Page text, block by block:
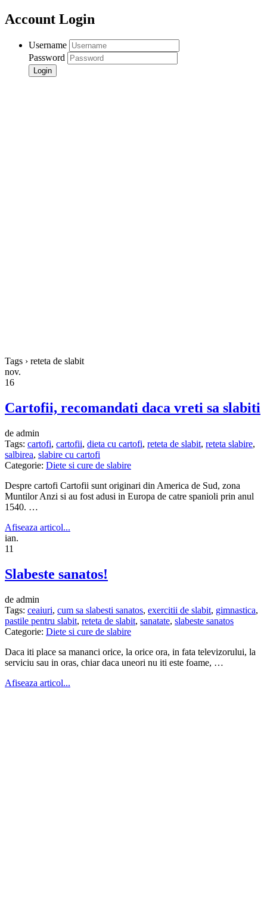
Account Login
Username
Password
Tags › reteta de slabit
nov.
16
Cartofii, recomandati daca vreti sa slabiti
de admin
Tags: cartofi, cartofii, dieta cu cartofi, reteta de slabit, reteta slabire,
salbirea, slabire cu cartofi
Categorie: Diete si cure de slabire
Despre cartofi Cartofii sunt originari din America de Sud, zona
Muntilor Anzi si au fost adusi in Europa de catre spanioli prin anul
1540. …
Afiseaza articol...
ian.
11
Slabeste sanatos!
de admin
Tags: ceaiuri, cum sa slabesti sanatos, exercitii de slabit, gimnastica,
pastile pentru slabit, reteta de slabit, sanatate, slabeste sanatos
Categorie: Diete si cure de slabire
Daca iti place sa mananci orice, la orice ora, in fata televizorului, la
serviciu sau in oras, chiar daca uneori nu iti este foame, …
Afiseaza articol...